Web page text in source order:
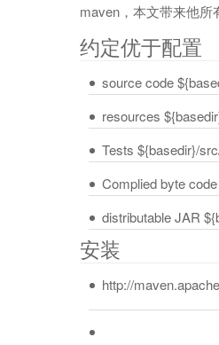
maven，本文带来他
约定优于配置
source code
resources
Tests ${basedir}/
Complied byte
distributable JAR
安装
http://